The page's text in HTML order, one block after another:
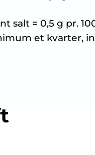
salt = 0,5 g pr.
et kvarter,